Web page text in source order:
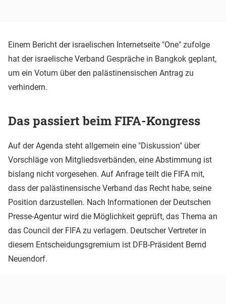
Einem Bericht der israelischen Internetseite "One" zufolge
hat der israelische Verband Gespräche in Bangkok geplant,
um ein Votum über den palästinensischen Antrag zu
verhindern.
Das passiert beim FIFA-Kongress
Auf der Agenda steht allgemein eine "Diskussion" über
Vorschläge von Mitgliedsverbänden, eine Abstimmung ist
bislang nicht vorgesehen. Auf Anfrage teilt die FIFA mit,
dass der palästinensische Verband das Recht habe, seine
Position darzustellen. Nach Informationen der Deutschen
Presse-Agentur wird die Möglichkeit geprüft, das Thema an
das Council der FIFA zu verlagern. Deutscher Vertreter in
diesem Entscheidungsgremium ist DFB-Präsident Bernd
Neuendorf.